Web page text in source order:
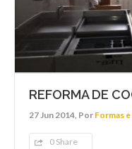
REFORMA DE
27 Jun 2014, Por Formas
0 Share